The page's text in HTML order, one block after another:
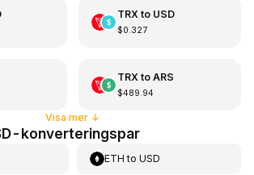
TRXto USD
$0.327
TRXto ARS
$489.94
Visa mer ↓
konverteringspar
ETH toUSD